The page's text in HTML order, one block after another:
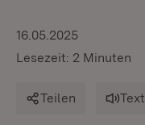
16.05.2025
Lesezeit: 2 Minuten
Teilen